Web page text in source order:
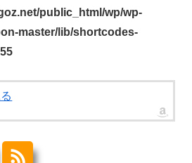
public_html/wp/wp-
master/lib/shortcodes-